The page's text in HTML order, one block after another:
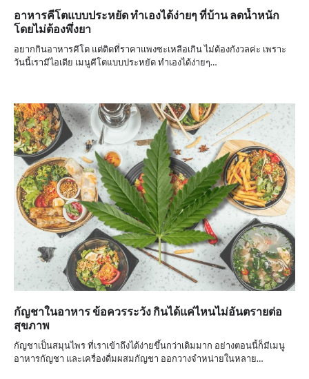
อาหารคีโตแบบประหยัด ทำเองได้ง่ายๆ ที่บ้าน ลดน้ำหนัก
โดยไม่ต้องพึ่งยา
อยากกินอาหารคีโต แต่ติดที่ราคาแพงซะเหลือเกิน ไม่ต้องกังวลค่ะ เพราะ
วันนี้เรามีไอเดีย เมนูคีโตแบบประหยัด ทำเองได้ง่ายๆ…
กัญชาในอาหาร ข้อควรระวัง กินได้แค่ไหนไม่อันตรายต่อ
สุขภาพ
กัญชาเป็นสมุนไพร ที่เราเข้าถึงได้ง่ายขึ้นกว่าเดิมมาก อย่างตอนนี้ก็มีเมนู
อาหารกัญชา และเครื่องดื่มผสมกัญชา ออกวางจำหน่ายในหลาย…